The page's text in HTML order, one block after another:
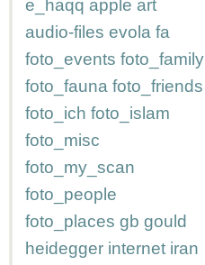
e_haqq apple art
audio-files evola fa
foto_events foto_family
foto_fauna foto_friends
foto_ich foto_islam
foto_misc
foto_my_scan
foto_people
foto_places gb gould
heidegger internet iran